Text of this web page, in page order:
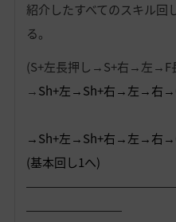
紹介したすべてのスキル回
る。
(S+左長押し→S+右→左→F
→Sh+左→Sh+右→左→右
→Sh+左→Sh+右→左→右
(基本回し1へ)
――――――――